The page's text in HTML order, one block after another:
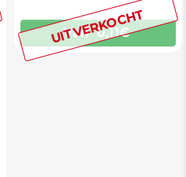
UITVERKOCHT
Van0,11€